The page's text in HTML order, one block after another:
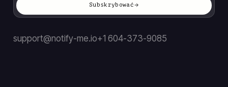
Subskrybować
support@notify-me.io+1 604-373-9085